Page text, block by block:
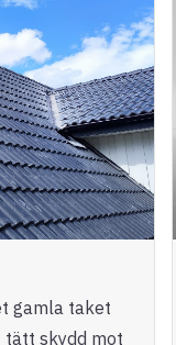
gamla taket
skydd mot